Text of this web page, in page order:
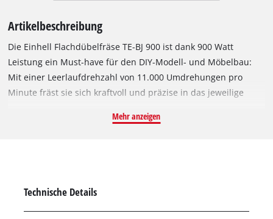
Artikelbeschreibung
Die Einhell Flachdübelfräse TE-BJ 900 ist dank 900 Watt
Leistung ein Must-have für den DIY-Modell- und Möbelbau:
Mit einer Leerlaufdrehzahl von 11.000 Umdrehungen pro
Minute fräst sie sich kraftvoll und präzise in das jeweilige
schaffen. Die massive Konstruktion aus Aluminium ermöglicht
stufenlosen Höheneinstellung und der ebenfalls stufenlosen
Winkeleinstellung bis 90° Grad. So können Nuten und
Mehr anzeigen
Technische Details